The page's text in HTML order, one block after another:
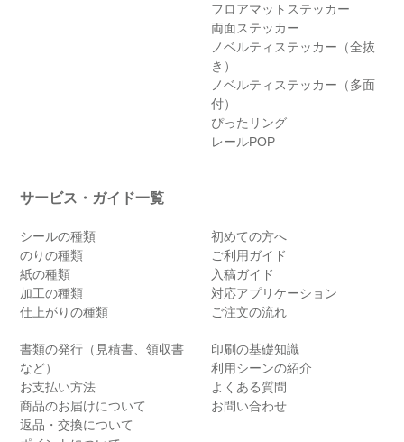
フロアマットステッカー
両面ステッカー
ノベルティステッカー（全抜
き）
ノベルティステッカー（多面
付）
ぴったリング
レールPOP
サービス・ガイド一覧
シールの種類
のりの種類
紙の種類
加工の種類
仕上がりの種類
初めての方へ
ご利用ガイド
入稿ガイド
対応アプリケーション
ご注文の流れ
書類の発行（見積書、領収書
など）
お支払い方法
商品のお届けについて
返品・交換について
印刷の基礎知識
利用シーンの紹介
よくある質問
お問い合わせ